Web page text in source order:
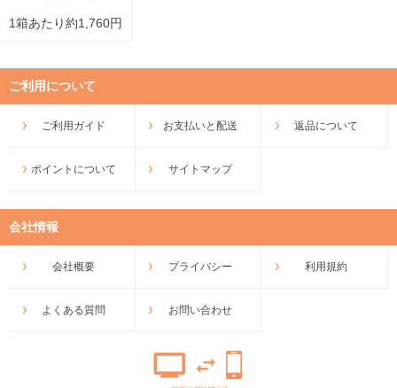
1箱あたり約1,760円
ご利用について
ご利用ガイド お支払いと配送 返品について
ポイントについて サイトマップ
会社情報
会社概要 プライバシー 利用規約
よくある質問 お問い合わせ